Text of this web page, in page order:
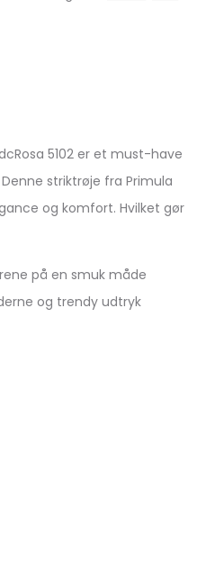
5102 er et must-have
striktrøje fra Primula
og komfort. Hvilket gør
på en smuk måde
og trendy udtryk